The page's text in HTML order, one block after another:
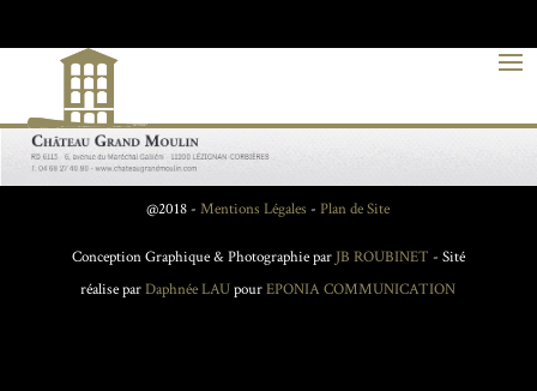
@2018 - Mentions Légales - Plan de Site
Conception Graphique & Photographie par JB ROUBINET - Sité
réalise parDaphnée LAUpourEPONIA COMMUNICATION